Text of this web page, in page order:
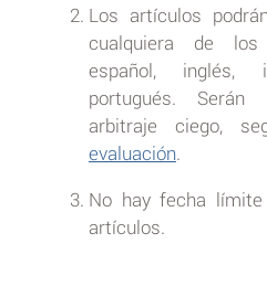
Los artículos
cualquiera de los
español, inglés,
portugués.
arbitraje ciego,
evaluación.
No hay fecha
artículos.